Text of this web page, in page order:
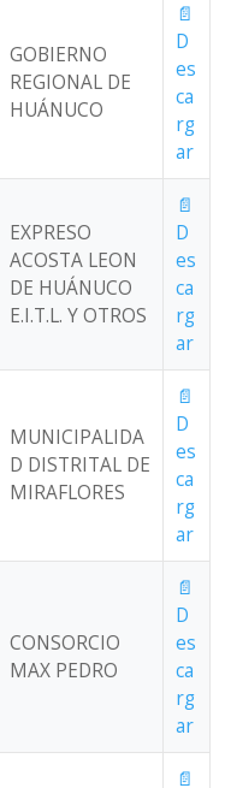
GOBIERNO
REGIONAL DE
HUÁNUCO
📄
D
es
ca
rg
ar
EXPRESO
ACOSTA LEON
DE HUÁNUCO
E.I.T.L. Y OTROS
📄
D
es
ca
rg
ar
MUNICIPALIDA
D DISTRITAL DE
MIRAFLORES
📄
D
es
ca
rg
ar
CONSORCIO
MAX PEDRO
📄
D
es
ca
rg
ar
📄